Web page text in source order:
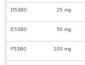
D53B0 25 mg
E53B0 50 mg
F53B0 100 mg